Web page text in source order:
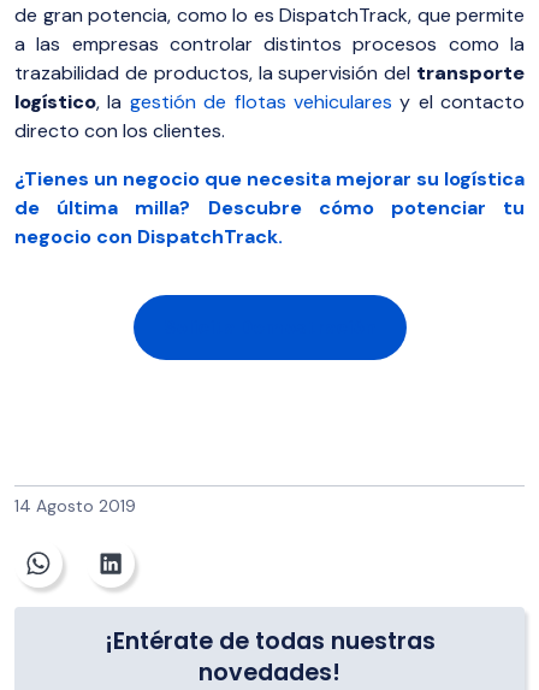
de gran potencia, como lo es DispatchTrack, que permite
a las empresas controlar distintos procesos como la
trazabilidad de productos, la supervisión del transporte
logístico, la gestión de flotas vehiculares y el contacto
directo con los clientes.
¿Tienes un negocio que necesita mejorar su logística
de última milla? Descubre cómo potenciar tu
negocio con DispatchTrack.
14 Agosto 2019
¡Entérate de todas nuestras
novedades!